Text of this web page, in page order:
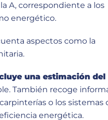
A, correspondiente a los
energético.
aspectos como la
una estimación del
También recoge
o los sistemas
energética.